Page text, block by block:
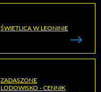
ŚWIETLICA W LEONINIE
ZADASZONE
LODOWISKO - CENNIK